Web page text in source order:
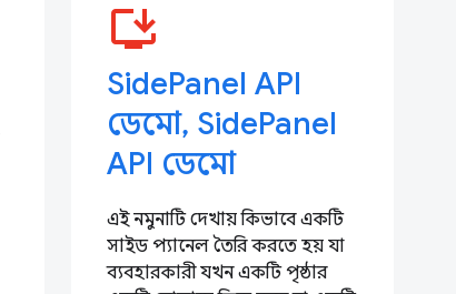
install_desktop
SidePanel API
ডেমো, SidePanel
API ডেমো
এই নমুনাটি দেখায় কিভাবে একটি
সাইড প্যানেল তৈরি করতে হয় যা
ব্যবহারকারী যখন একটি পৃষ্ঠার